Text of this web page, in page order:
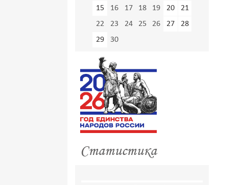
15
16 17 18 19 20
21
22
23 24 25 26 27
28
29
30
Статистика